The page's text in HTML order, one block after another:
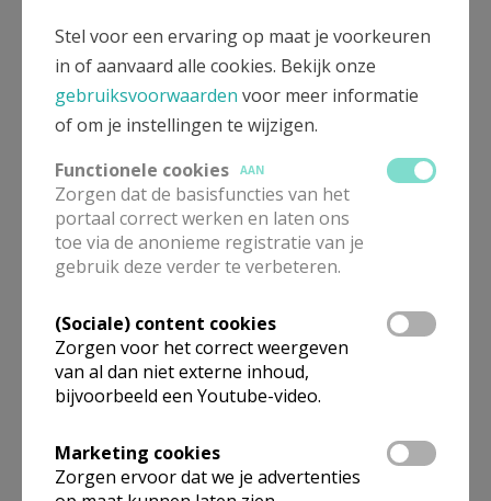
Stel voor een ervaring op maat je voorkeuren
in of aanvaard alle cookies. Bekijk onze
gebruiksvoorwaarden voor meer informatie
of om je instellingen te wijzigen.
Functionele cookies
AAN
Zorgen dat de basisfuncties van het
portaal correct werken en laten ons
toe via de anonieme registratie van je
gebruik deze verder te verbeteren.
(Sociale) content cookies
Zorgen voor het correct weergeven
van al dan niet externe inhoud,
bijvoorbeeld een Youtube-video.
Marketing cookies
Zorgen ervoor dat we je advertenties